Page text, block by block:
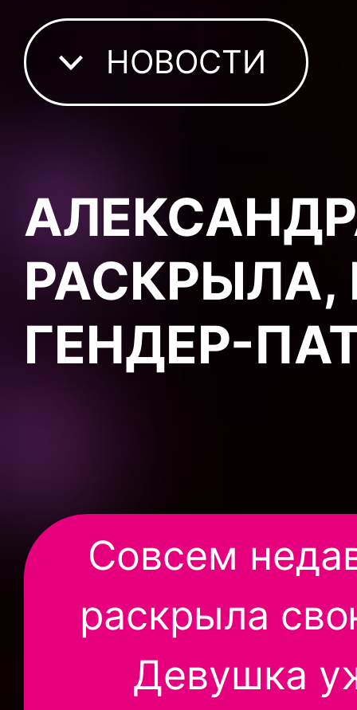
НОВОСТИ
РАСКРЫЛА,
ГЕНДЕР-
Совсем
раскрыла
Девушка